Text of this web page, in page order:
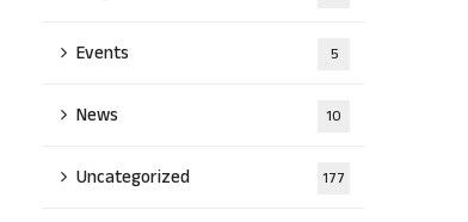
Events 5
News 10
Uncategorized 177